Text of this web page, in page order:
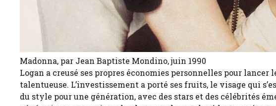
Madonna, par Jean Baptiste Mondino, juin 1990
Logan a creusé ses propres économies personnelles pour
talentueuse. L’investissement a porté ses fruits, le visage qui
du style pour une génération, avec des stars et des célébrités